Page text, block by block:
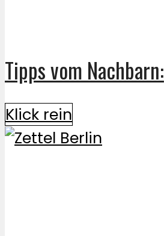
Tipps vom Nachbarn:
Klick rein